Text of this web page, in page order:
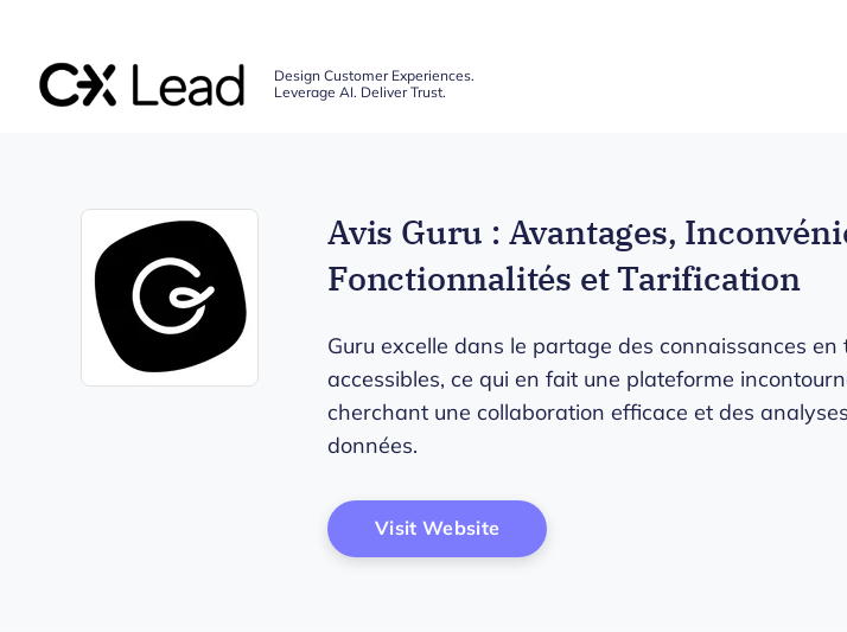
Design Customer Experiences.
Leverage AI. Deliver Trust.
Avis Guru : Avantages,
Fonctionnalités et Tarification
Guru excelle dans le partage des connaissances en
accessibles, ce qui en fait une plateforme
cherchant une collaboration efficace et des
données.
Visit Website Opens New Window